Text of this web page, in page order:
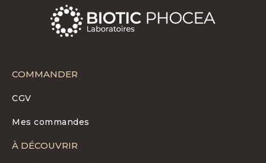
COMMANDER
CGV
Mes commandes
À DÉCOUVRIR